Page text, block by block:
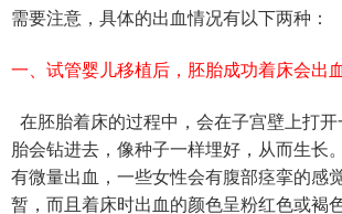
需要注意，具体的出血情况有以下两种：
一、 试管婴儿移植后，胚胎成功着床会出血
在胚胎着床的过程中，会在子宫壁上打
胎会钻进去，像种子一样埋好，从而生长
有微量出血，一些女性会有腹部痉挛的感
暂，而且着床时出血的颜色呈粉红色或褐